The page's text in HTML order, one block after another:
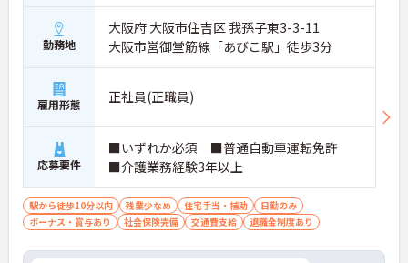
勤務地
大阪府 大阪市住吉区 我孫子東3-3-11
大阪市営御堂筋線「あびこ駅」徒歩3分
雇用形態 正社員(正職員)
応募要件
■いずれか必須 ■普通自動車運転免許
■介護業務経験3年以上
駅から徒歩10分以内 残業少なめ 住宅手当・補助
日勤のみ
ボーナス・賞与あり
社会保険完備 交通費支給 退職金制度あり